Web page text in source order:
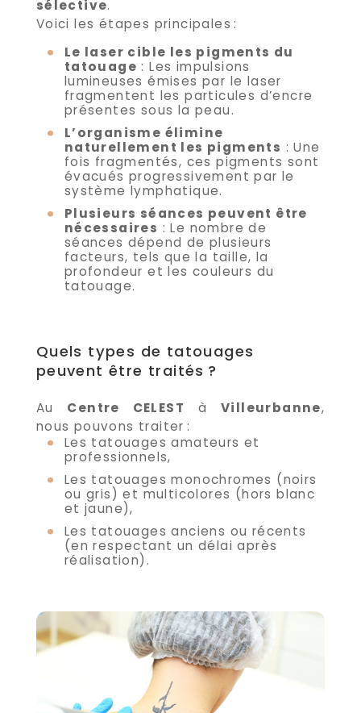
sélective.
Voici les étapes principales :
Le laser cible les pigments du
tatouage : Les impulsions
lumineuses émises par le laser
fragmentent les particules d’encre
présentes sous la peau.
L’organisme élimine
naturellement les pigments : Une
fois fragmentés, ces pigments sont
évacués progressivement par le
système lymphatique.
Plusieurs séances peuvent être
nécessaires : Le nombre de
séances dépend de plusieurs
facteurs, tels que la taille, la
profondeur et les couleurs du
tatouage.
Quels types de tatouages
peuvent être traités ?
Au Centre CELEST à Villeurbanne,
nous pouvons traiter :
Les tatouages amateurs et
professionnels,
Les tatouages monochromes (noirs
ou gris) et multicolores (hors blanc
et jaune),
Les tatouages anciens ou récents
(en respectant un délai après
réalisation).